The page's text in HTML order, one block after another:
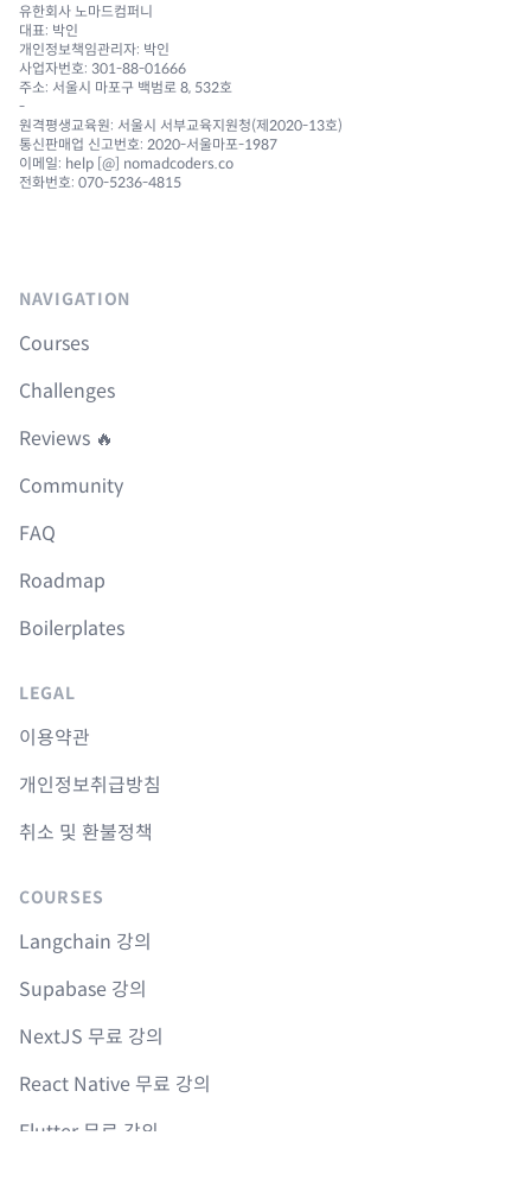
유한회사 노마드컴퍼니
대표: 박인
개인정보책임관리자: 박인
사업자번호: 301-88-01666
주소: 서울시 마포구 백범로 8, 532호
-
원격평생교육원: 서울시 서부교육지원청(제2020-13호)
통신판매업 신고번호: 2020-서울마포-1987
이메일: help [@] nomadcoders.co
전화번호: 070-5236-4815
NAVIGATION
Courses
Challenges
Reviews 🔥
Community
FAQ
Roadmap
Boilerplates
LEGAL
이용약관
개인정보취급방침
취소 및 환불정책
COURSES
Langchain 강의
Supabase 강의
NextJS 무료 강의
React Native 무료 강의
Flutter 무료 강의